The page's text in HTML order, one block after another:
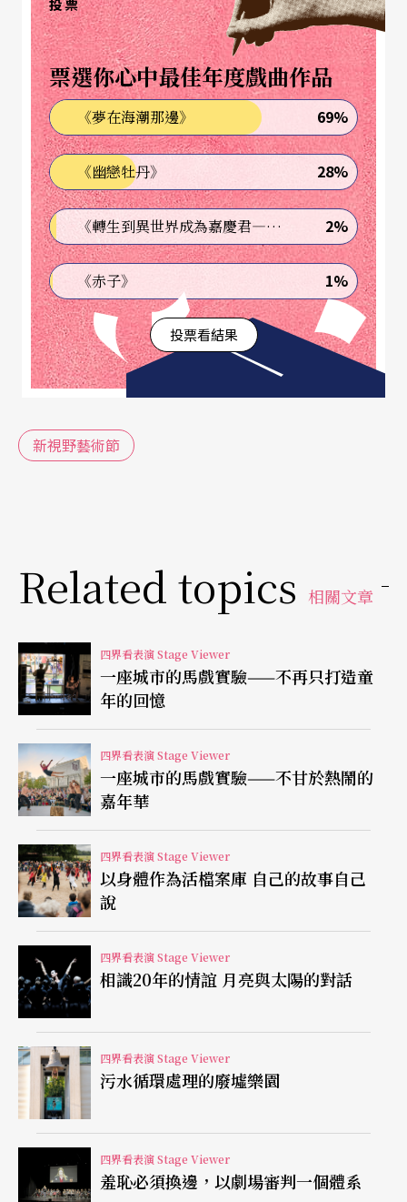
與周耀輝的《剎那的烏托邦》等。
細川俊夫《松風》吹開藝術節序幕
本屆的開閉幕節目有趣地呈現了當代表演藝術中東
風西漸的組合。《松風》首演於二○一一年比利時
布魯塞爾，由日本善於融合傳統與當代音樂的中生
代作曲家細川俊夫攜手繼碧娜．鮑許之後的德國舞
蹈劇場代言人莎夏．瓦茲，重新演繹日本傳統能劇
為西洋歌劇，文本仍以日本室町時代初期的能劇作
家世阿彌同名作品為藍本，描述一位行僧至浦邊遇
兩位所愛非人含恨而亡的幽靈女子（松風、村
雨），求行僧解其妄執，但又耽溺往日情愛回憶風
細川俊夫在東京近郊海岸錄製了一個月的海潮聲，
瓦茲並非以能劇的肢體展現方式進行編舞，她在能
劇傳統中嵌入現代舞的脈絡，放大了細微動作的象
徵意義。
「我想重新創作能劇。」而細川俊夫談及編舞家大
刀闊斧地新編轉化傳統中沉靜幽緩的能劇肢體表現
時，這樣說道：「當今人們看到的能劇其實相當沉
悶，長時間的演出卻沒有任何變化，就要成為博物
館的一部分了。」
一九五五年生於廣島的細川俊夫，留學德國，旅居
歐洲，創作母題皆為原鄉日本，他的歌劇作品並不
多，除了《松風》外，還有《李爾物語（リアの物
語）》（1998）、《班女》（2004）、《靜海》
（2016）。
阿喀郎《輪》以女性視角詮釋印度神話
閉幕演出《輪》去年首演於英國倫敦，孟加拉裔的
阿喀郎以古印度史詩《摩訶婆羅達》
為創作核心。《輪》並不是他首次觸碰印度古老傳
投票
票選你心中最佳年度戲曲作品
《夢在海潮那邊》 69%
《幽戀牡丹》 28%
《轉生到異世界成為嘉慶君—發現我的祖先是詐騙集團!?》 2%
《赤子》 1%
投票看結果
新視野藝術節
Related topics 相關文章
四界看表演 Stage Viewer
一座城市的馬戲實驗——不再只打造童
年的回憶
四界看表演 Stage Viewer
一座城市的馬戲實驗——不甘於熱鬧的
嘉年華
四界看表演 Stage Viewer
以身體作為活檔案庫 自己的故事自己
說
四界看表演 Stage Viewer
相識20年的情誼 月亮與太陽的對話
四界看表演 Stage Viewer
污水循環處理的廢墟樂園
四界看表演 Stage Viewer
羞恥必須換邊，以劇場審判一個體系